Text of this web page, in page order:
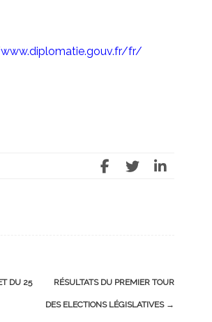
fr/
DU 25 RÉSULTATS DU PREMIER TOUR
DES ELECTIONS LÉGISLATIVES →